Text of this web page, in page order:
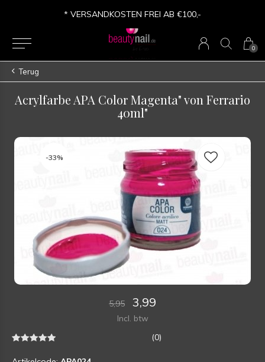
0
* VERSANDKOSTEN FREI AB €100,-
Terug
Acrylfarbe APA Color Magenta" von Ferrario
40ml"
-33%
5,95 3,99
Incl. btw
(0)